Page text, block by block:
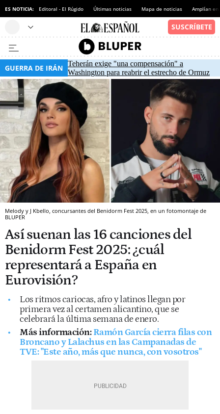
ES NOTICIA: Editoral - El Rúgido Últimas noticias Mapa de noticias Amplían
GUERRA DE IRÁN Teherán exige "una compensación" a
Washington para reabrir el estrecho de Ormuz
Melody y J Kbello, concursantes del Benidorm Fest 2025, en un fotomontaje de
BLUPER
Así suenan las 16 canciones del
Benidorm Fest 2025: ¿cuál
representará a España en
Eurovisión?
Los ritmos cariocas, afro y latinos llegan por
primera vez al certamen alicantino, que se
celebrará la última semana de enero.
Más información:Ramón García cierra filas con
Broncano y Lalachus en las Campanadas de
TVE: "Este año, más que nunca, con vosotros"